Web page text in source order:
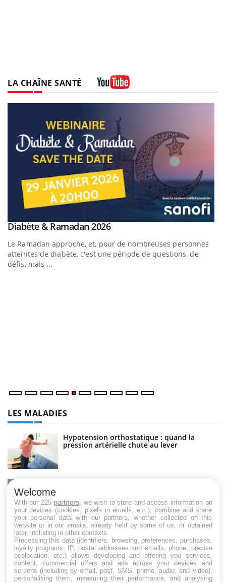
LA CHAÎNE SANTÉ
Youtube
Diabète & Ramadan 2026Youtube
Le Ramadan approche, et, pour de nombreuses personnes
atteintes de diabète, c'est une période de questions, de
défis, mais ...
LES MALADIES
Hypotension orthostatique : quand la
pression artérielle chute au lever
Maladie de Charcot (Sclérose latérale
amyotrophique)
Welcome
With our 225 partners , we wish to store and access information on
your devices (cookies, pixels in emails, etc.), combine and share
your personal data with our partners, whether collected on this
website or in our emails, already held by some of us, or obtained
later, including in other contexts.
Processing this data (identifiers, browsing, preferences, purchases,
loyalty programs, IP, postal addresses and emails, phone, precise
geolocation, etc.) allows developing and offering you services,
content, commercial offers and ads across your devices and
screens (including by email, post, SMS, phone, audio, and video),
personalising them, measuring their performance, and analysing